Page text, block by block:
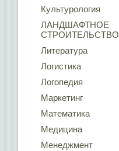
Культурология
ЛАНДШАФТНОЕ
СТРОИТЕЛЬСТВО
Литература
Логистика
Логопедия
Маркетинг
Математика
Медицина
Менеджмент